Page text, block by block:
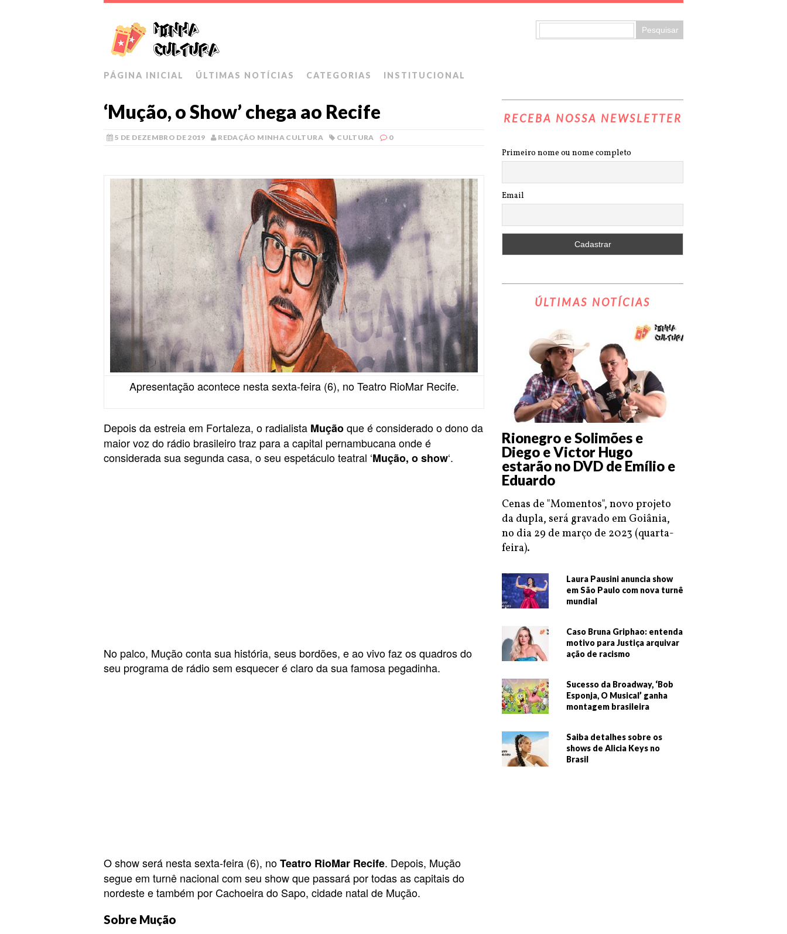
PÁGINA INICIAL ÚLTIMAS NOTÍCIAS CATEGORIAS INSTITUCIONAL
‘Mução, o Show’ chega ao Recife
5 DE DEZEMBRO DE 2019 REDAÇÃO MINHA CULTURA CULTURA 0
Apresentação acontece nesta sexta-feira (6), no Teatro RioMar Recife.
Depois da estreia em Fortaleza, o radialista Muçãoque é considerado o dono da
maior voz do rádio brasileiro traz para a capital pernambucana onde é
considerada sua segunda casa, o seu espetáculo teatral ‘Mução, o show‘.
No palco, Mução conta sua história, seus bordões, e ao vivo faz os quadros do
seu programa de rádio sem esquecer é claro da sua famosa pegadinha.
O show será nesta sexta-feira (6), noTeatro RioMar Recife. Depois, Mução
segue em turnê nacional com seu show que passará por todas as capitais do
nordeste e também por Cachoeira do Sapo, cidade natal de Mução.
Sobre Mução
RECEBA NOSSA NEWSLETTER
Primeiro nome ou nome completo
Email
ÚLTIMAS NOTÍCIAS
Rionegro e Solimões e
Diego e Victor Hugo
estarão no DVD de Emílio e
Eduardo
Cenas de "Momentos", novo projeto
da dupla, será gravado em Goiânia,
no dia 29 de março de 2023 (quarta-
feira).
Laura Pausini anuncia show
em São Paulo com nova turnê
mundial
Caso Bruna Griphao: entenda
motivo para Justiça arquivar
ação de racismo
Sucesso da Broadway, ‘Bob
Esponja, O Musical’ ganha
montagem brasileira
Saiba detalhes sobre os
shows de Alicia Keys no
Brasil